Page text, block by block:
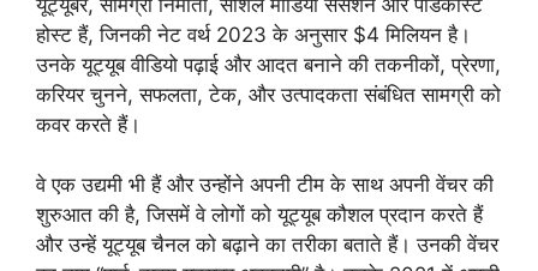
होस्ट हैं, जिनकी नेट वर्थ 2023 के अनुसार $4 मिलियन है।
उनके यूट्यूब वीडियो पढ़ाई और आदत बनाने की तकनीकों, प्रेरणा,
करियर चुनने, सफलता, टेक, और उत्पादकता संबंधित सामग्री को
कवर करते हैं।
वे एक उद्यमी भी हैं और उन्होंने अपनी टीम के साथ अपनी वेंचर की
शुरुआत की है, जिसमें वे लोगों को यूट्यूब कौशल प्रदान करते हैं
और उन्हें यूट्यूब चैनल को बढ़ाने का तरीका बताते हैं। उनकी वेंचर